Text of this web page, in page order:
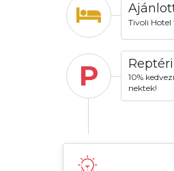
Tivoli Hotel
P
10%
nektek!